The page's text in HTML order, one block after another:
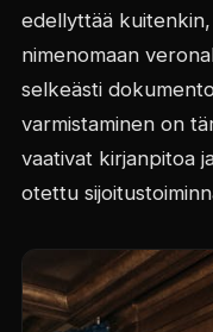
edellyttää
nimenomaan
selkeästi
varmistaminen on
vaativat kirjanpitoa
otettu